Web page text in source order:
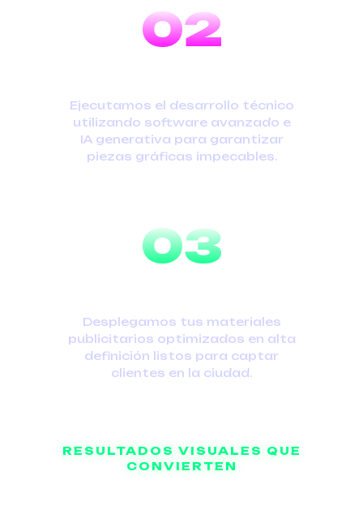
02
Ejecutamos el desarrollo técnico
utilizando software avanzado e
IA generativa para garantizar
piezas gráficas impecables.
03
Desplegamos tus materiales
publicitarios optimizados en alta
definición listos para captar
clientes en la ciudad.
RESULTADOS VISUALES QUE
CONVIERTEN